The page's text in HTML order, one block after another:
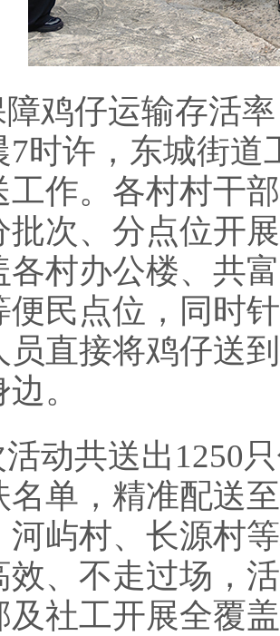
障鸡仔运输存活
7时许，东城街
工作。各村村干
批次、分点位开
各村办公楼、共
便民点位，同时
员直接将鸡仔送
。
动共送出1250
名单，精准配送
河屿村、长源村
效、不走过场，
及社工开展全覆